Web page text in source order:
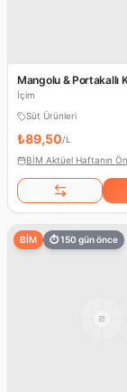
Mangolu & Portakallı
İçim
Süt Ürünleri
₺89,50/L
BİM Aktüel Haftanın
BİM ⏱150 gün önce